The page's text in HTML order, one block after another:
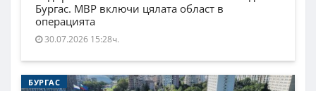
Бургас. МВР включи цялата област в
операцията
30.07.2026 15:28ч.
БУРГАС